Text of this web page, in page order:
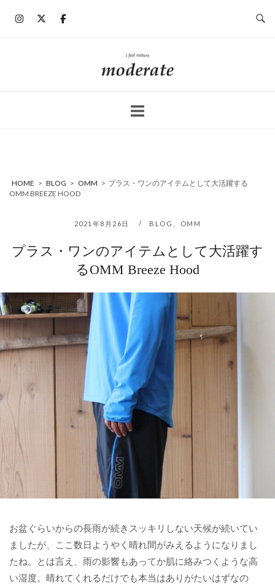
ホ
ー
HOME > BLOG > OMM > プラス・ワンのアイテムとして大活躍する
OMM BREEZE HOOD
2021年8月26日 BLOG OMM
プラス・ワンのアイテムとして大活躍す
るOMM Breeze Hood
お盆ぐらいからの長雨が続きスッキリしない天候が続いてい
ましたが、ここ数日ようやく晴れ間がみえるようになりまし
たね。とは言え、雨の影響もあってか肌に絡みつくような高
い湿度。晴れてくれるだけでも本当はありがたいはずなの